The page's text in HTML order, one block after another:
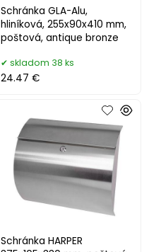
Schránka GLA-Alu,
hliníková, 255x90x410 mm,
poštová, antique bronze
skladom 38 ks
24.47 €
Schránka HARPER